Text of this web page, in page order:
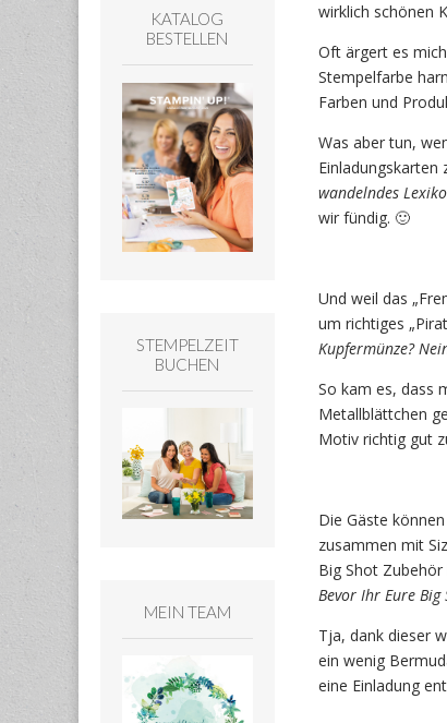
wirklich schönen
Oft ärgert es
Stempelfarbe
Farben und
Was aber tun,
Einladungskarten
wandelndes
wir fündig. 🙂
Und weil das
um richtiges
Kupfermünze?
So kam es, dass
Metallblättchen
Motiv richtig gut
Die Gäste
zusammen mit
Big Shot
Bevor Ihr Eure Big
Tja, dank dieser
ein wenig
eine Einladung
KATALOG
BESTELLEN
STEMPELZEIT
BUCHEN
MEIN TEAM